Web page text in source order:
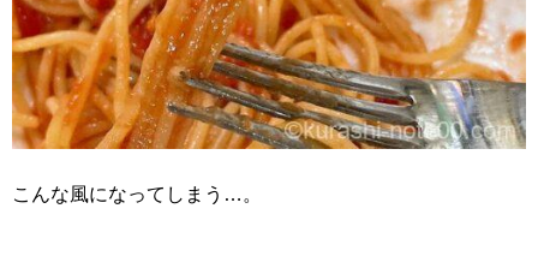
こんな風になってしまう…。